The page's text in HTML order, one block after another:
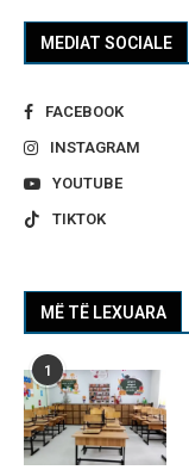
MEDIAT SOCIALE
FACEBOOK
INSTAGRAM
YOUTUBE
TIKTOK
MË TË LEXUARA
1